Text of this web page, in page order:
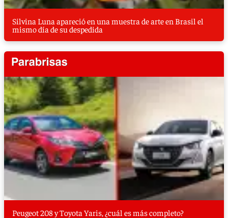
Silvina Luna apareció en una muestra de arte en Brasil el
mismo día de su despedida
Peugeot 208 y Toyota Yaris, ¿cuál es más completo?